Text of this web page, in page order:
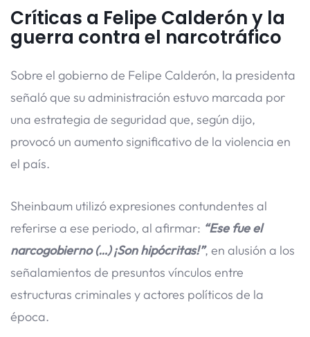
Críticas a Felipe Calderón y la
guerra contra el narcotráfico
Sobre el gobierno de Felipe Calderón, la presidenta
señaló que su administración estuvo marcada por
una estrategia de seguridad que, según dijo,
provocó un aumento significativo de la violencia en
el país.
Sheinbaum utilizó expresiones contundentes al
referirse a ese periodo, al afirmar: “Ese fue el
narcogobierno (…) ¡Son hipócritas!”, en alusión a los
señalamientos de presuntos vínculos entre
estructuras criminales y actores políticos de la
época.